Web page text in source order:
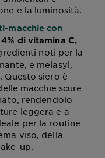
e la luminosità.
macchie con
4% di vitamina C,
noti per la
e melasyl,
Questo siero è
macchie scure
rendendolo
leggera e a
per la routine
viso, della
up.